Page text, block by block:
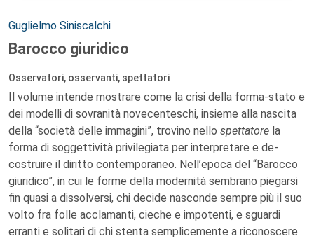
Autori:
Guglielmo Siniscalchi
Barocco giuridico
Osservatori, osservanti, spettatori
Il volume intende mostrare come la crisi della forma-stato e
dei modelli di sovranità novecenteschi, insieme alla nascita
della “società delle immagini”, trovino nello spettatore la
forma di soggettività privilegiata per interpretare e de-
costruire il diritto contemporaneo. Nell’epoca del “Barocco
giuridico”, in cui le forme della modernità sembrano piegarsi
fin quasi a dissolversi, chi decide nasconde sempre più il suo
volto fra folle acclamanti, cieche e impotenti, e sguardi
erranti e solitari di chi stenta semplicemente a riconoscere